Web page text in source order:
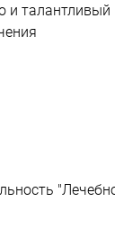
и талантливый